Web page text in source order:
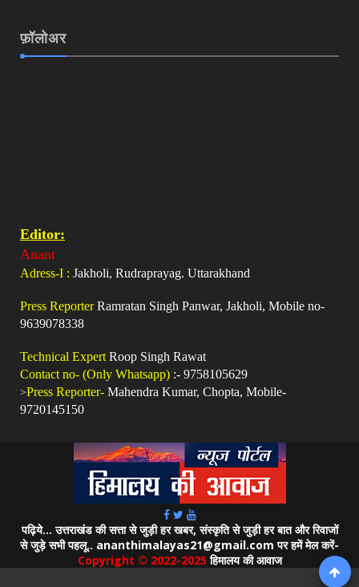
फ़ॉलोअर
Editor:
Anant
Adress-I : Jakholi, Rudraprayag. Uttarakhand
Press ReporterRamratan Singh Panwar, Jakholi, Mobile no-
9639078338
Technical Expert Roop Singh Rawat
Contact no- (Only Whatsapp) :- 9758105629
>Press Reporter- Mahendra Kumar, Chopta, Mobile-
9720145150
पढ़िये... उत्तराखंड की सत्ता से जुड़ी हर खबर, संस्कृति से जुड़ी हर बात और रिवाजों
से जुड़े सभी पहलू.. ananthimalayas21@gmail.com पर हमें मेल करें-
Copyright © 2022-2025हिमालय की आवाज